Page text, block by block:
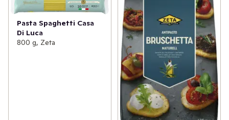
Pasta Spaghetti Casa
Di Luca
800 g, Zeta